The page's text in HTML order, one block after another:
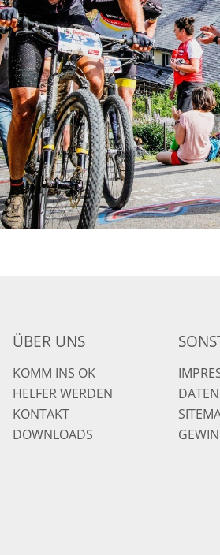
ÜBER UNS
KOMM INS OK
HELFER WERDEN
KONTAKT
DOWNLOADS